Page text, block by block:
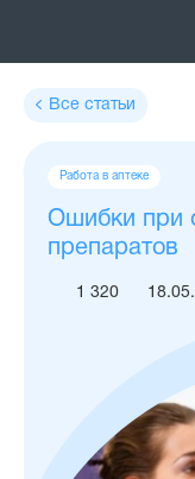
Все статьи
Ошибки при
препаратов
Теги
Работа в аптеке
1 320